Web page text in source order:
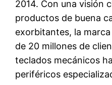
2014. Con una visión
productos de buena
exorbitantes, la
de 20 millones de
teclados mecánicos
periféricos